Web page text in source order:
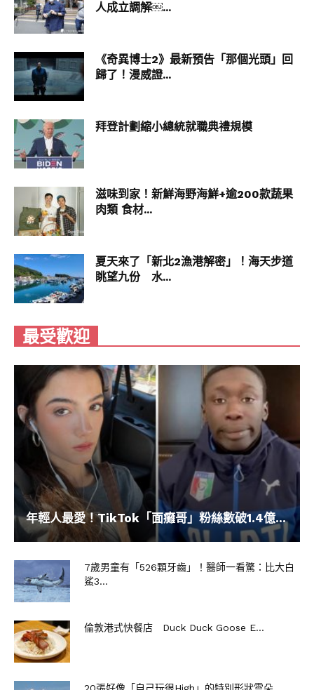
人成立調解￼...
《奇異博士2》最新預告「那個光頭」回
歸了！漫威證...
拜登計劃縮小總統就職典禮規模
滋味到家！新鮮海野海鮮+逾200款蔬果
肉類 食材...
夏天來了「新北2漁港解密」！海天步道
眺望九份 水...
最受歡迎
年輕人最愛！TikTok「面癱哥」粉絲數破1.4億...
7歲男童有「526顆牙齒」！醫師一看驚：比大白
鯊3...
倫敦港式快餐店 Duck Duck Goose E...